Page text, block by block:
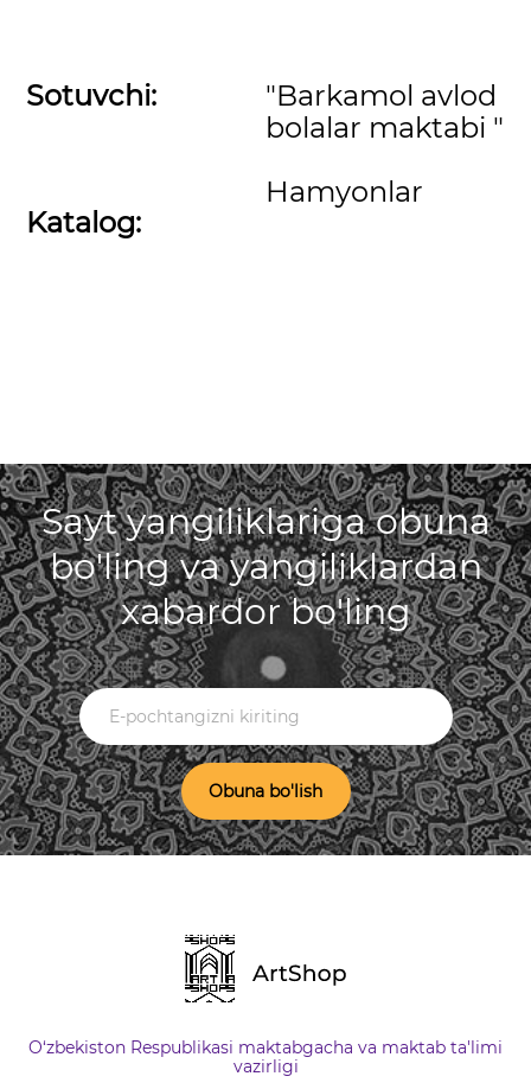
Sotuvchi:
Katalog:
"Barkamol avlod
bolalar maktabi "
Hamyonlar
Sayt yangiliklariga obuna
bo'ling va yangiliklardan
xabardor bo'ling
Obuna bo'lish
O‘zbekiston Respublikasi maktabgacha va maktab ta'limi
vazirligi